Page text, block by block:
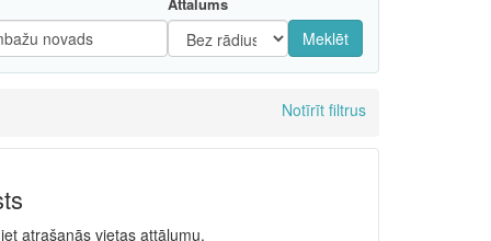
Meklēt
Notīrīt filtrus
atrašanās vietas attālumu.